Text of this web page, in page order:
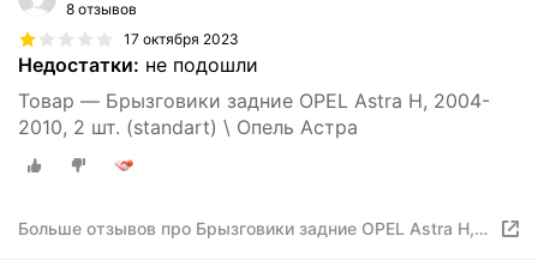
8 отзывов
17 октября 2023
Недостатки: не подошли
Товар — Брызговики задние OPEL Astra H, 2004-
2010, 2 шт. (standart) \ Опель Астра
Больше отзывов про Брызговики задние OPEL Astra H,